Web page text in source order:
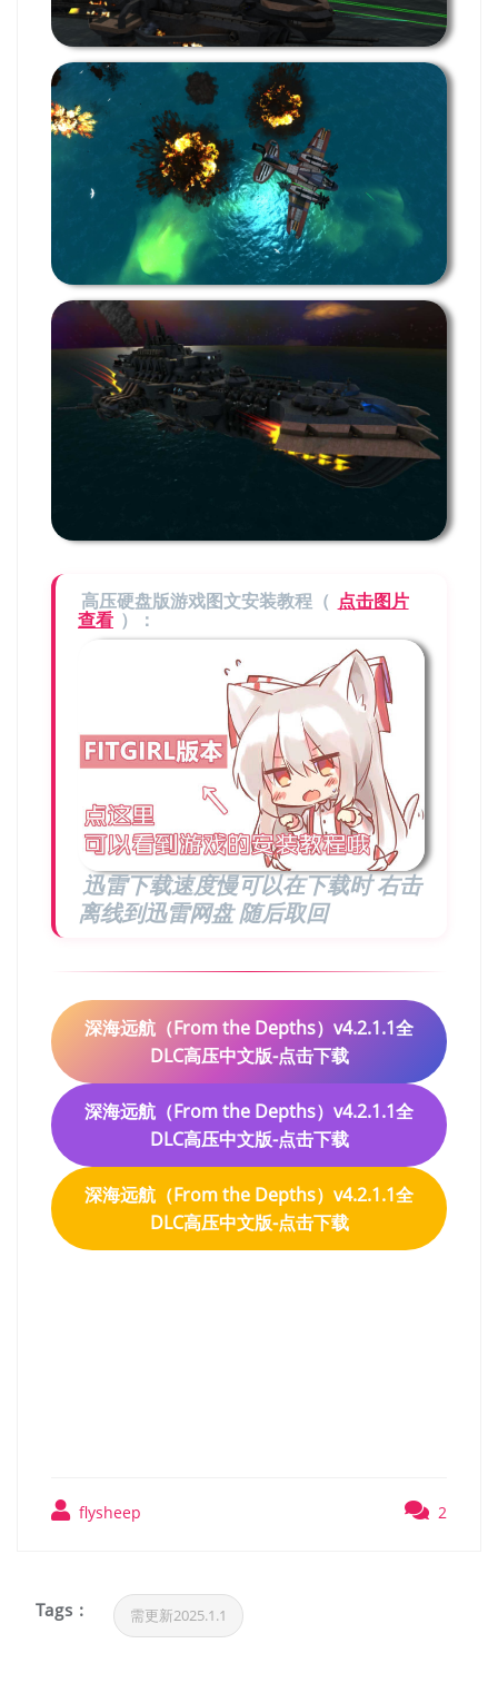
高压硬盘版游戏图文安装教程（ 点击图片
查看 ）：
迅雷下载速度慢可以在下载时 右击
离线到迅雷网盘 随后取回
深海远航（From the Depths）v4.2.1.1全
DLC高压中文版-点击下载
深海远航（From the Depths）v4.2.1.1全
DLC高压中文版-点击下载
深海远航（From the Depths）v4.2.1.1全
DLC高压中文版-点击下载
flysheep 2
Tags : 需更新2025.1.1